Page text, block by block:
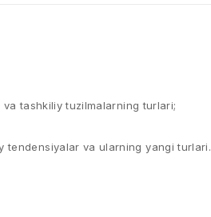
tashkiliy tuzilmalarning turlari;
tendensiyalar va ularning yangi turlari.